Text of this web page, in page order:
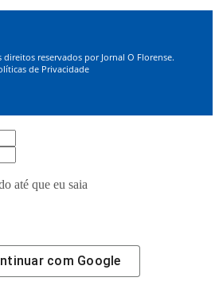
reservados por Jornal O Florense.
de Privacidade
até que eu saia
com Google